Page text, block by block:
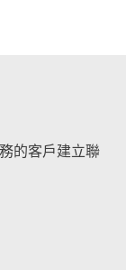
的客戶建立聯